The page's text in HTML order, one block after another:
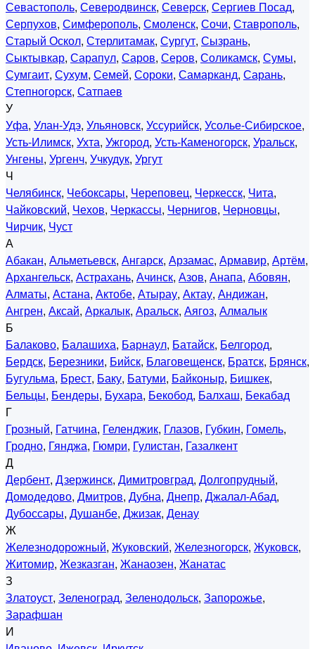
Севастополь, Северодвинск, Северск, Сергиев Посад,
Серпухов, Симферополь, Смоленск, Сочи, Ставрополь,
Старый Оскол, Стерлитамак, Сургут, Сызрань,
Сыктывкар, Сарапул, Саров, Серов, Соликамск, Сумы,
Сумгаит, Сухум, Семей, Сороки, Самарканд, Сарань,
Степногорск, Сатпаев
У
Уфа, Улан-Удэ, Ульяновск, Уссурийск, Усолье-Сибирское,
Усть-Илимск, Ухта, Ужгород, Усть-Каменогорск, Уральск,
Унгены, Ургенч, Учкудук, Ургут
Ч
Челябинск, Чебоксары, Череповец, Черкесск, Чита,
Чайковский, Чехов, Черкассы, Чернигов, Черновцы,
Чирчик, Чуст
А
Абакан, Альметьевск, Ангарск, Арзамас, Армавир, Артём,
Архангельск, Астрахань, Ачинск, Азов, Анапа, Абовян,
Алматы, Астана, Актобе, Атырау, Актау, Андижан,
Ангрен, Аксай, Аркалык, Аральск, Аягоз, Алмалык
Б
Балаково, Балашиха, Барнаул, Батайск, Белгород,
Бердск, Березники, Бийск, Благовещенск, Братск, Брянск,
Бугульма, Брест, Баку, Батуми, Байконыр, Бишкек,
Бельцы, Бендеры, Бухара, Бекобод, Балхаш, Бекабад
Г
Грозный, Гатчина, Геленджик, Глазов, Губкин, Гомель,
Гродно, Гянджа, Гюмри, Гулистан, Газалкент
Д
Дербент, Дзержинск, Димитровград, Долгопрудный,
Домодедово, Дмитров, Дубна, Днепр, Джалал-Абад,
Дубоссары, Душанбе, Джизак, Денау
Ж
Железнодорожный, Жуковский, Железногорск, Жуковск,
Житомир, Жезказган, Жанаозен, Жанатас
З
Златоуст, Зеленоград, Зеленодольск, Запорожье,
Зарафшан
И